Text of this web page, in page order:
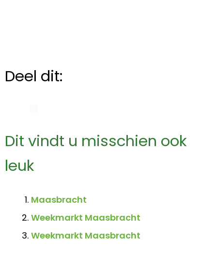
Deel dit:
Dit vindt u misschien ook
leuk
Maasbracht
Weekmarkt Maasbracht
Weekmarkt Maasbracht